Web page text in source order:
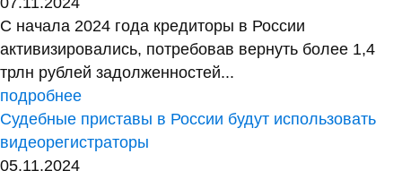
С начала 2024 года кредиторы в России
активизировались, потребовав вернуть более 1,4
трлн рублей задолженностей...
подробнее
Судебные приставы в России будут использовать
видеорегистраторы
05.11.2024